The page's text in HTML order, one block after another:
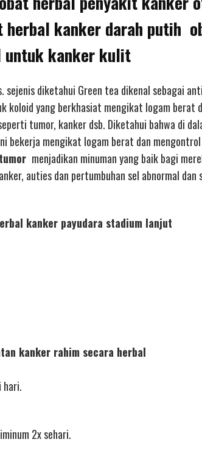
kanker darah putih
untuk kanker kulit
diketahui Green tea dikenal sebagai
koloid yang berkhasiat mengikat logam berat
tumor, kanker dsb. Diketahui bahwa di
bekerja mengikat logam berat dan
menjadikan minuman yang baik bagi
auties dan pertumbuhan sel abnormal dan
kanker payudara stadium lanjut
kanker rahim secara herbal
hari.
2x sehari.